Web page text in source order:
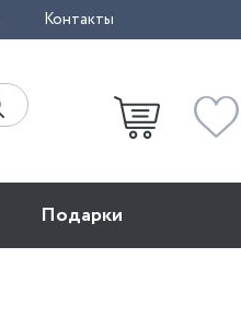
Контакты
Подарки